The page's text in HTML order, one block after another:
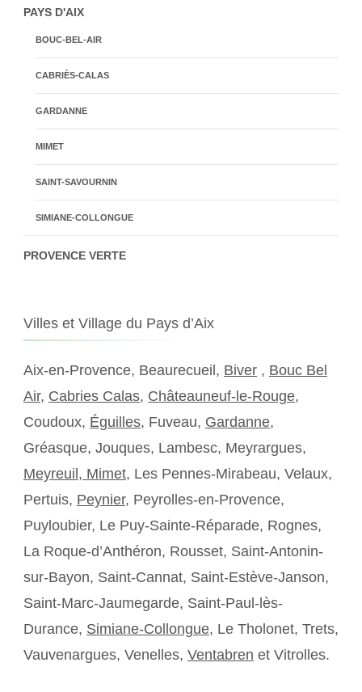
PAYS D'AIX
BOUC-BEL-AIR
CABRIÈS-CALAS
GARDANNE
MIMET
SAINT-SAVOURNIN
SIMIANE-COLLONGUE
PROVENCE VERTE
Villes et Village du Pays d’Aix
Aix-en-Provence, Beaurecueil, Biver , Bouc Bel
Air, Cabries Calas, Châteauneuf-le-Rouge,
Coudoux, Éguilles, Fuveau, Gardanne,
Gréasque, Jouques, Lambesc, Meyrargues,
Meyreuil, Mimet, Les Pennes-Mirabeau, Velaux,
Pertuis, Peynier, Peyrolles-en-Provence,
Puyloubier, Le Puy-Sainte-Réparade, Rognes,
La Roque-d’Anthéron, Rousset, Saint-Antonin-
sur-Bayon, Saint-Cannat, Saint-Estève-Janson,
Saint-Marc-Jaumegarde, Saint-Paul-lès-
Durance, Simiane-Collongue, Le Tholonet, Trets,
Vauvenargues, Venelles, Ventabren et Vitrolles.